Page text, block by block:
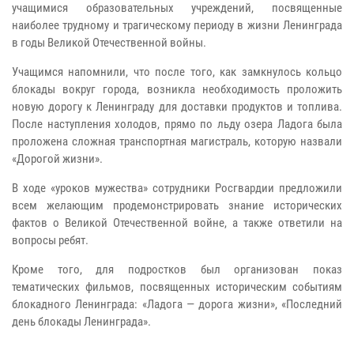
учащимися образовательных учреждений, посвященные
наиболее трудному и трагическому периоду в жизни Ленинграда
в годы Великой Отечественной войны.
Учащимся напомнили, что после того, как замкнулось кольцо
блокады вокруг города, возникла необходимость проложить
новую дорогу к Ленинграду для доставки продуктов и топлива.
После наступления холодов, прямо по льду озера Ладога была
проложена сложная транспортная магистраль, которую назвали
«Дорогой жизни».
В ходе «уроков мужества» сотрудники Росгвардии предложили
всем желающим продемонстрировать знание исторических
фактов о Великой Отечественной войне, а также ответили на
вопросы ребят.
Кроме того, для подростков был организован показ
тематических фильмов, посвященных историческим событиям
блокадного Ленинграда: «Ладога — дорога жизни», «Последний
день блокады Ленинграда».